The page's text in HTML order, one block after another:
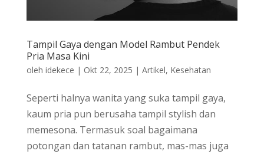
Tampil Gaya dengan Model Rambut Pendek
Pria Masa Kini
oleh idekece | Okt 22, 2025 | Artikel, Kesehatan
Seperti halnya wanita yang suka tampil gaya,
kaum pria pun berusaha tampil stylish dan
memesona. Termasuk soal bagaimana
potongan dan tatanan rambut, mas-mas juga